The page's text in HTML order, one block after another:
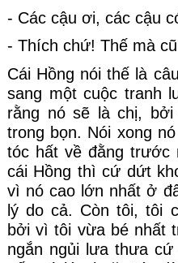
- Các cậu ơi, các cậu
- Thích chứ! Thế mà
Cái Hồng nói thế là
sang một cuộc tranh
rằng nó sẽ là chị,
trong bọn. Nói xong
tóc hất về đằng trước
cái Hồng thì cứ dứt
vì nó cao lớn nhất ở
lý do cả. Còn tôi, tôi
bởi vì tôi vừa bé nhất
ngắn ngủi lưa thưa